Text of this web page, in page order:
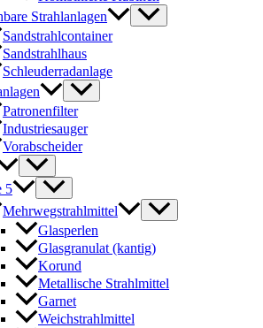
Strahlanlagen
Sandstrahlcontainer
Sandstrahlhaus
Schleuderradanlage
Patronenfilter
Industriesauger
Vorabscheider
5
Mehrwegstrahlmittel
Glasperlen
Glasgranulat (kantig)
Korund
Metallische Strahlmittel
Garnet
Weichstrahlmittel